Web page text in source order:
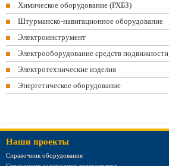
Химическое оборудование (РХБЗ)
Штурманско-навигационное оборудование
Электроинструмент
Электрооборудование средств подвижности
Электротехнические изделия
Энергетическое оборудование
Наши проекты
Справочник оборудования